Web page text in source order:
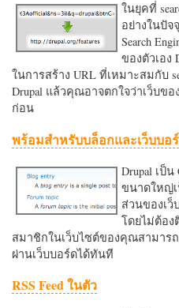
ในยุคที่
อย่างในปัจ
Search
ของตัวเอง
ในการสร้าง URL ที่เหมาะสมกับ
Drupal แล้วคุณอาจตกใจว่าเว็บ
ก่อน
พร้อมสำหรับบล็อกและเว็บบอ
Drupal เป็
ขนาดใหญ่เ
ส่วนของเว็
โดยไม่ต้อง
สมาชิกในเว็บไซต์ของคุณสามาร
ผ่านเว็บบอร์ดได้ทันที
RSS Feed ในตัว